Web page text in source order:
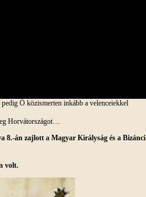
Ő közismerten inkább a velenceiekkel
Horvátországot…
8.-án zajlott a Magyar Királyság és a Bizánci
volt.